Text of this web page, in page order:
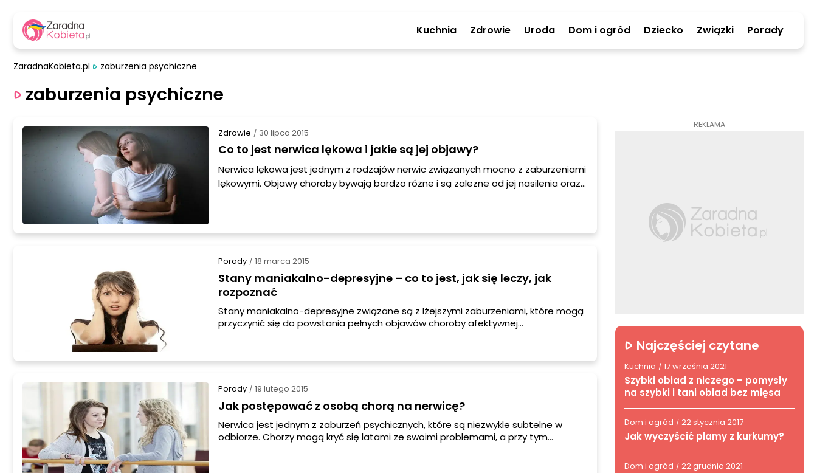
Kuchnia Zdrowie Uroda Dom i ogród Dziecko Związki Porady
ZaradnaKobieta.pl zaburzenia psychiczne
zaburzenia psychiczne
Zdrowie / 30 lipca 2015
Co to jest nerwica lękowa i jakie są jej objawy?
Nerwica lękowa jest jednym z rodzajów nerwic związanych mocno z zaburzeniami
lękowymi. Objawy choroby bywają bardzo różne i są zależne od jej nasilenia oraz
Porady / 18 marca 2015
Stany maniakalno-depresyjne – co to jest, jak się leczy, jak
rozpoznać
Stany maniakalno-depresyjne związane są z lżejszymi zaburzeniami, które mogą
przyczynić się do powstania pełnych objawów choroby afektywnej
Poe, Kurt Vonnegut czy Charles Dickens.
Porady / 19 lutego 2015
Jak postępować z osobą chorą na nerwicę?
Nerwica jest jednym z zaburzeń psychicznych, które są niezwykle subtelne w
odbiorze. Chorzy mogą kryć się latami ze swoimi problemami, a przy tym
REKLAMA
Najczęściej czytane
Kuchnia / 17 września 2021
Szybki obiad z niczego – pomysły
na szybki i tani obiad bez mięsa
Dom i ogród / 22 stycznia 2017
Jak wyczyścić plamy z kurkumy?
Dom i ogród / 22 grudnia 2021